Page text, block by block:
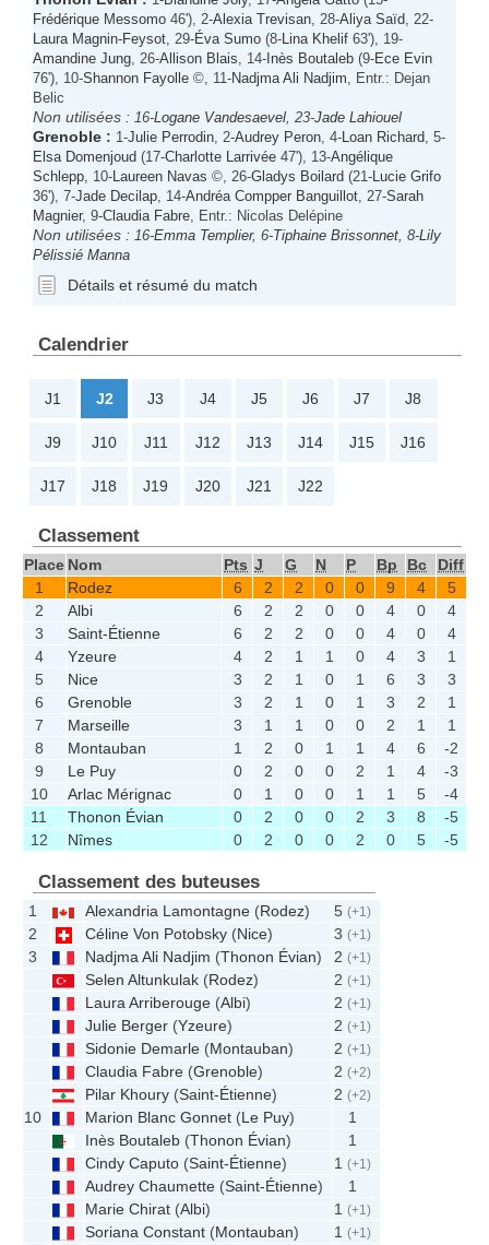
Frédérique Messomo 46'), 2-Alexia Trevisan , 28-Aliya Saïd , 22-
Laura Magnin-Feysot , 29-Éva Sumo (8- Lina Khelif 63'), 19-
Amandine Jung , 26-Allison Blais , 14- Inès Boutaleb (9-Ece Evin
76'), 10-Shannon Fayolle ©, 11-Nadjma Ali Nadjim , Entr.: Dejan
Belic
Non utilisées : 16-Logane Vandesaevel , 23-Jade Lahiouel
Grenoble : 1-Julie Perrodin , 2-Audrey Peron , 4- Loan Richard , 5-
Elsa Domenjoud (17-Charlotte Larrivée 47'), 13-Angélique
Schlepp , 10- Laureen Navas ©, 26-Gladys Boilard (21- Lucie Grifo
36'), 7-Jade Decilap , 14-Andréa Compper Banguillot , 27-Sarah
Magnier, 9-Claudia Fabre , Entr.: Nicolas Delépine
Non utilisées : 16-Emma Templier, 6-Tiphaine Brissonnet , 8-Lily
Pélissié Manna
Détails et résumé du match
Calendrier
J1 J2 J3 J4 J5 J6 J7 J8
J9 J10 J11 J12 J13 J14 J15 J16
J17 J18 J19 J20 J21 J22
Classement
Place Nom Pts J G N P Bp Bc
Diff
1
Rodez 6 2 2 0 0 9 4
5
2
Albi 6 2 2 0 0 4 0
4
3
Saint-Étienne 6 2 2 0 0 4 0
4
4
Yzeure 4 2 1 1 0 4 3
1
5
Nice 3 2 1 0 1 6 3
3
6
Grenoble 3 2 1 0 1 3 2
1
7
Marseille 3 1 1 0 0 2 1
1
8
Montauban 1 2 0 1 1 4 6
-2
9
Le Puy 0 2 0 0 2 1 4
-3
10
Arlac Mérignac 0 1 0 0 1 1 5
-4
11
Thonon Évian 0 2 0 0 2 3 8
-5
12
Nîmes 0 2 0 0 2 0 5 -5
Classement des buteuses
1 Alexandria Lamontagne (Rodez) 5(+1)
2 Céline Von Potobsky (Nice) 3(+1)
3 Nadjma Ali Nadjim (Thonon Évian) 2(+1)
Selen Altunkulak (Rodez) 2(+1)
Laura Arriberouge (Albi) 2(+1)
Julie Berger (Yzeure) 2(+1)
Sidonie Demarle (Montauban) 2(+1)
Claudia Fabre (Grenoble) 2(+2)
Pilar Khoury (Saint-Étienne) 2(+2)
10 Marion Blanc Gonnet (Le Puy)
1
Inès Boutaleb (Thonon Évian)
1
Cindy Caputo (Saint-Étienne) 1(+1)
Audrey Chaumette (Saint-Étienne)
1
Marie Chirat (Albi) 1(+1)
Soriana Constant (Montauban) 1(+1)